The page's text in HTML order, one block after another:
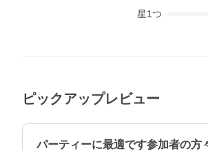
星1つ
ピックアップレビュー
パーティーに最適です参加者の方